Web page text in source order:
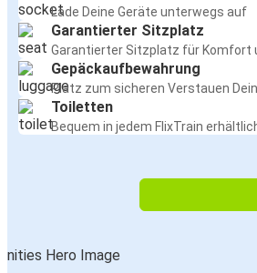
Lade Deine Geräte unterwegs auf
Garantierter Sitzplatz
Garantierter Sitzplatz für Komfort
Gepäckaufbewahrung
Platz zum sicheren Verstauen
Toiletten
Bequem in jedem FlixTrain